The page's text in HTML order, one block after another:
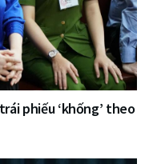
phiếu ‘khống’ theo